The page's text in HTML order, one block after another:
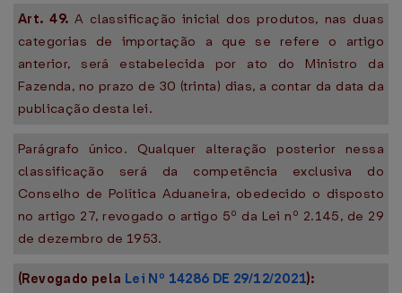
Art. 49.A classificação inicial dos produtos, nas duas
categorias de importação a que se refere o artigo
anterior, será estabelecida por ato do Ministro da
Fazenda, no prazo de 30 (trinta) dias, a contar da data da
publicação desta lei.
Parágrafo único. Qualquer alteração posterior nessa
classificação será da competência exclusiva do
Conselho de Política Aduaneira, obedecido o disposto
no artigo 27, revogado o artigo 5º da Lei nº 2.145, de 29
de dezembro de 1953.
(Revogado pela Lei Nº 14286 DE 29/12/2021):